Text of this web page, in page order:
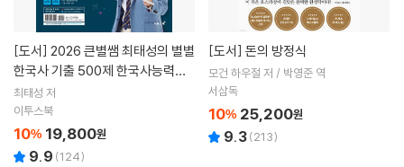
[도서]
한국사 기출 500제 한국사능력검
정시험 심화(1,2,3급)
최태성 저
이투스북
10% 19,800원
9.9 (124)
[도서] 돈의 방정식
모건 하우절 저 / 박영준 역
서삼독
10% 25,200원
9.3(213)